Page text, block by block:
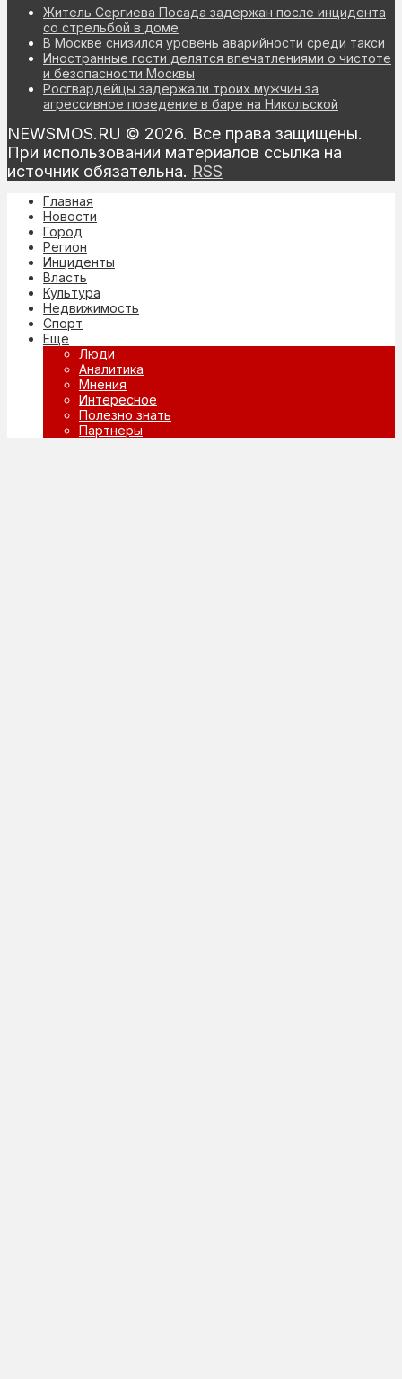
Житель Сергиева Посада задержан после инцидента
со стрельбой в доме
В Москве снизился уровень аварийности среди такси
Иностранные гости делятся впечатлениями о чистоте
и безопасности Москвы
Росгвардейцы задержали троих мужчин за
агрессивное поведение в баре на Никольской
NEWSMOS.RU © 2026. Все права защищены.
При использовании материалов ссылка на
источник обязательна. RSS
Главная
Новости
Город
Регион
Инциденты
Власть
Культура
Недвижимость
Спорт
Еще
Люди
Аналитика
Мнения
Интересное
Полезно знать
Партнеры